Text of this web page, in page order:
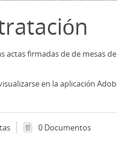
actas firmadas de de mesas
en la aplicación
0 Documentos